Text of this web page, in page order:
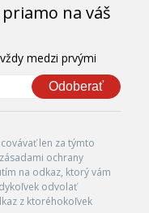
na váš
medzi prvými
Odoberať
len za týmto
ochrany
na odkaz, ktorý vám
odvolať
z ktoréhokoľvek